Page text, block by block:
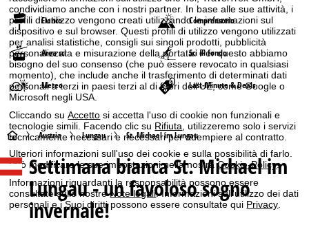
condividiamo anche con i nostri partner. In base alle sue attività, i
profili di utilizzo vengono creati utilizzando le informazioni sul
dispositivo e sul browser. Questi profili di utilizzo vengono utilizzati
per analisi statistiche, consigli sui singoli prodotti, pubblicità
personalizzata e misurazione della portata. Per questo abbiamo
bisogno del suo consenso (che può essere revocato in qualsiasi
momento), che include anche il trasferimento di determinati dati
personali a terzi in paesi terzi al di fuori dell'UE, come Google o
Microsoft negli USA.
Cliccando suAccetto si accetta l'uso di cookie non funzionali e
tecnologie simili. Facendo clic su Rifiuta , utilizzeremo solo i servizi
tecnicamente necessari e necessari per adempiere al contratto.
Ulteriori informazioni sull'uso dei cookie e sulla possibilità di farlo.
Può modificare le sue impostazioni nella nostraCookie-Policy.
Informazioni riguardanti la responsabilità possono essere
consultate sulle nostreNote legali. Informazioni sull'utilizzo dei dati
personali e i Suoi diritti possono essere consultate qui Privacy.
Elenco Comprensorio
Area sci Sci di fondo
Meteo Last-Minute & Deals
H
o
m
Austria Lungau St. Michael im Lungau
Settimana biancaSt. Michael im
Lungau - un favoloso sogno
invernale!